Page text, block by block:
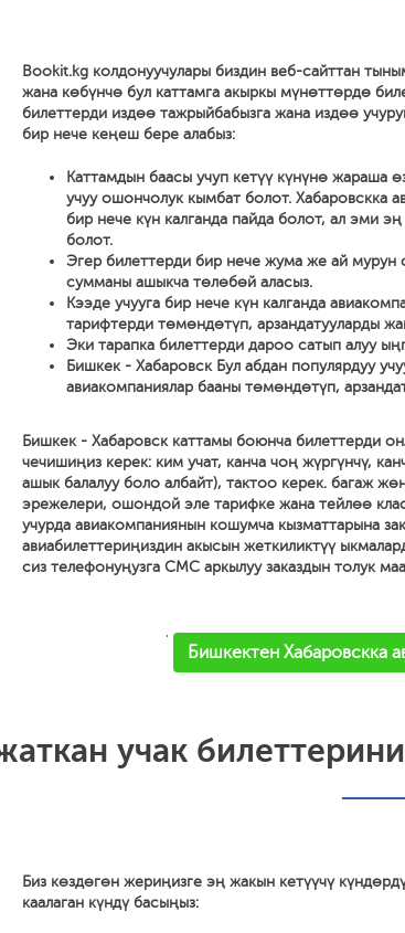
Bookit.kg колдонуучулары биздин веб-сайттан
жана көбүнчө бул каттамга акыркы мүнөттөрдө
билеттерди издөө тажрыйбабызга жана издөө
бир нече кеңеш бере алабыз:
Каттамдын баасы учуп кетүү күнүнө жараша
учуу ошончолук кымбат болот. Хабаровскка
бир нече күн калганда пайда болот, ал эми
болот.
Эгер билеттерди бир нече жума же ай
сумманы ашыкча төлөбөй аласыз.
Кээде учууга бир нече күн калганда
тарифтерди төмөндөтүп, арзандатууларды
Эки тарапка билеттерди дароо сатып алуу
Бишкек - Хабаровск Бул абдан популярдуу
авиакомпаниялар бааны төмөндөтүп,
Бишкек - Хабаровск каттамы боюнча билеттерди
чечишиңиз керек: ким учат, канча чоң жүргүнчү,
ашык балалуу боло албайт), тактоо керек. багаж
эрежелери, ошондой эле тарифке жана тейлөө
учурда авиакомпаниянын кошумча кызматтарына
авиабилеттериңиздин акысын жеткиликтүү
сиз телефонуңузга СМС аркылуу заказдын толук
'
Бишкектен Хабаровскка
учак
Биз көздөгөн жериңизге эң жакын кетүүчү
каалаган күндү басыңыз: